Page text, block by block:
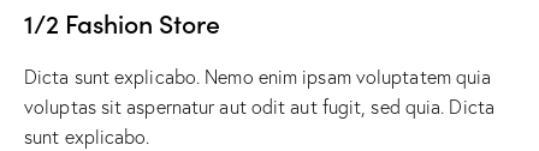
1/2 Fashion Store
Dicta sunt explicabo. Nemo enim ipsam voluptatem quia
voluptas sit aspernatur aut odit aut fugit, sed quia. Dicta
sunt explicabo.